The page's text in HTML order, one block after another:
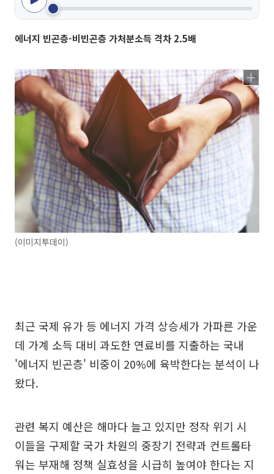
에너지 빈곤층-비빈곤층 가처분소득 격차 2.5배
(이미지투데이)
최근 국제 유가 등 에너지 가격 상승세가 가파른 가운
데 가계 소득 대비 과도한 연료비를 지출하는 국내
'에너지 빈곤층' 비중이 20%에 육박한다는 분석이 나
왔다.
관련 복지 예산은 해마다 늘고 있지만 정작 위기 시
이들을 구제할 국가 차원의 중장기 전략과 컨트롤타
워는 부재해 정책 실효성을 시급히 높여야 한다는 지